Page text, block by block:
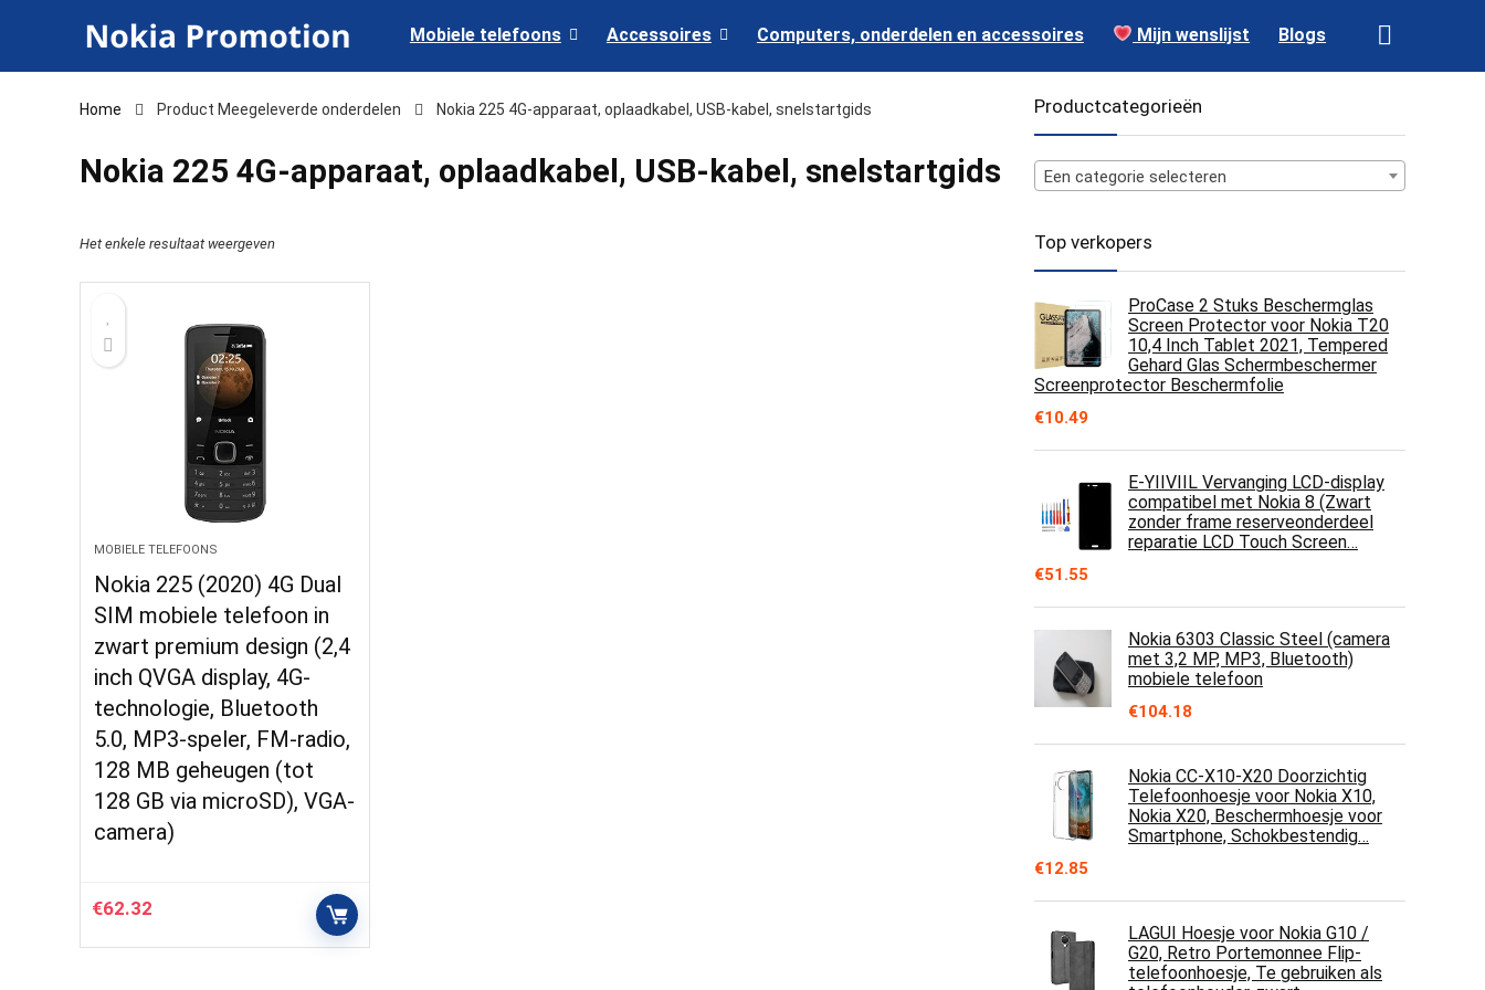
Mobiele telefoons Accessoires Computers, onderdelen en accessoires Mijn wenslijst Blogs
Home Product Meegeleverde onderdelen ‎Nokia 225 4G-apparaat, oplaadkabel, USB-kabel, snelstartgids
‎Nokia 225 4G-apparaat, oplaadkabel, USB-kabel, snelstartgids
Het enkele resultaat weergeven
MOBIELE TELEFOONS
Nokia 225 (2020) 4G Dual
SIM mobiele telefoon in
zwart premium design (2,4
inch QVGA display, 4G-
technologie, Bluetooth
5.0, MP3-speler, FM-radio,
128 MB geheugen (tot
128 GB via microSD), VGA-
camera)
€62.32
Productcategorieën
Een categorie selecteren
Top verkopers
ProCase 2 Stuks Beschermglas
Screen Protector voor Nokia T20
10,4 Inch Tablet 2021, Tempered
Gehard Glas Schermbeschermer
Screenprotector Beschermfolie
€10.49
E-YIIVIIL Vervanging LCD-display
compatibel met Nokia 8 (Zwart
zonder frame reserveonderdeel
reparatie LCD Touch Screen…
€51.55
Nokia 6303 Classic Steel (camera
met 3,2 MP, MP3, Bluetooth)
mobiele telefoon
€104.18
Nokia CC-X10-X20 Doorzichtig
Telefoonhoesje voor Nokia X10,
Nokia X20, Beschermhoesje voor
Smartphone, Schokbestendig…
€12.85
LAGUI Hoesje voor Nokia G10 /
G20, Retro Portemonnee Flip-
telefoonhoesje, Te gebruiken als